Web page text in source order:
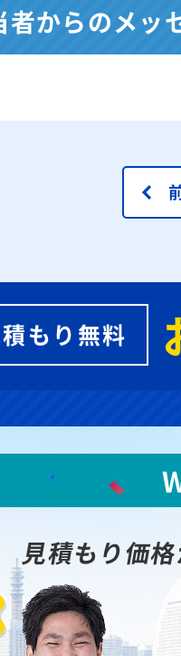
者からのメッ
もり無料
見積もり価